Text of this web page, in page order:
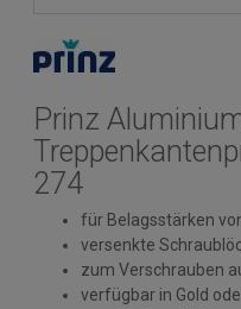
Prinz
274
für Belagsstärken
versenkte
zum Verschrauben
verfügbar in Gold